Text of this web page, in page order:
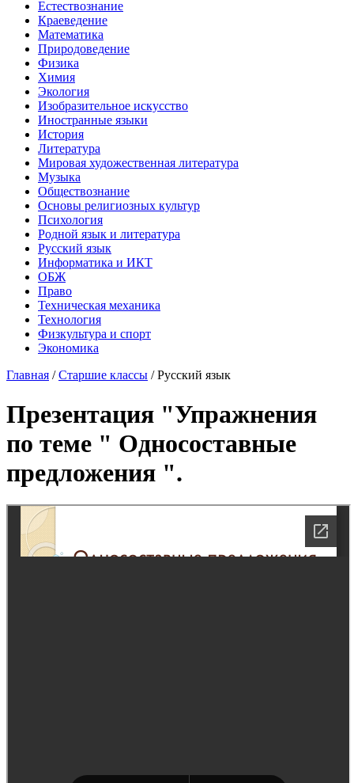
Естествознание
Краеведение
Математика
Природоведение
Физика
Химия
Экология
Изобразительное искусство
Иностранные языки
История
Литература
Мировая художественная литература
Музыка
Обществознание
Основы религиозных культур
Психология
Родной язык и литература
Русский язык
Информатика и ИКТ
ОБЖ
Право
Техническая механика
Технология
Физкультура и спорт
Экономика
Главная /Старшие классы /Русский язык
Презентация "Упражнения
по теме " Односоставные
предложения ".